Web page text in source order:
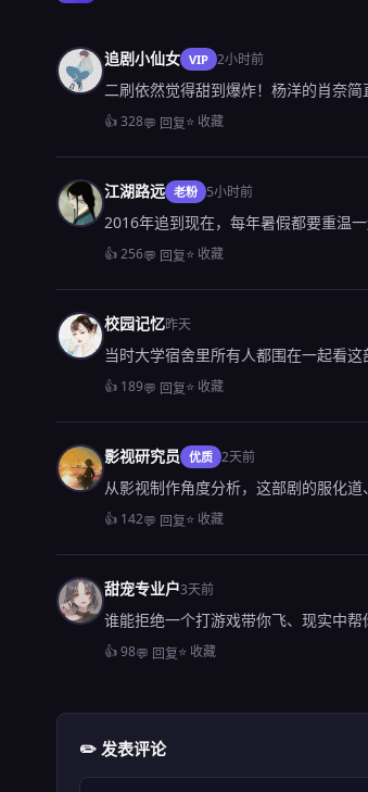
追剧小仙女 VIP 2小时前
二刷依然觉得甜到爆炸！杨洋的肖奈
👍 328💬 回复⭐ 收藏
江湖路远 老粉 5小时前
2016年追到现在，每年暑假都要重温
👍 256💬 回复⭐ 收藏
校园记忆昨天
当时大学宿舍里所有人都围在一起看
👍 189💬 回复⭐ 收藏
影视研究员 优质 2天前
从影视制作角度分析，这部剧的服化
👍 142💬 回复⭐ 收藏
甜宠专业户3天前
谁能拒绝一个打游戏带你飞、现实中
👍 98💬 回复⭐ 收藏
✏️ 发表评论